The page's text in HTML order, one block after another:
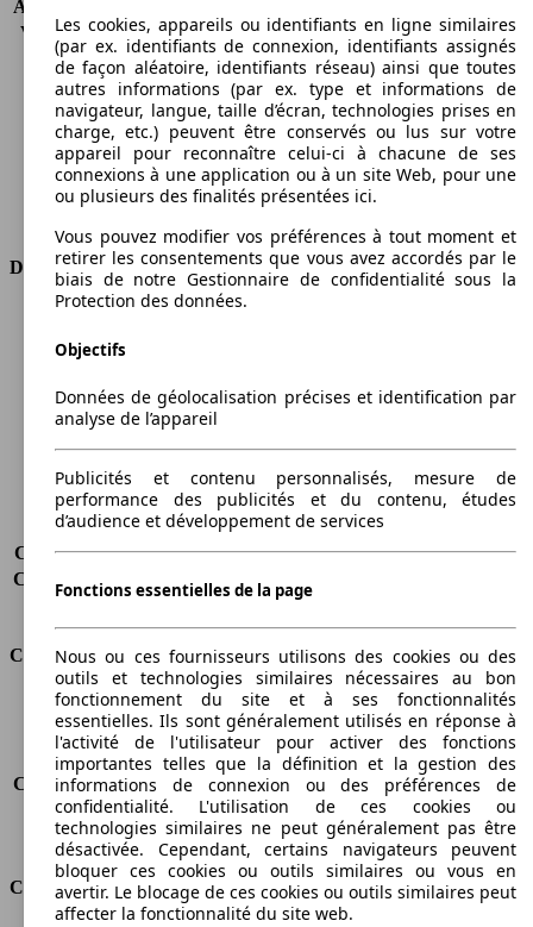
Accélération (0-100 km/h)
Vitesse maximale (km/h) 158 km/h
Nombre de vitesses
6
Couple
290 nm
Cylindrée
1598 ccm
Carburant
Diesel
Cylindres
4
Transmission
Boîte manuelle
Dimensions
Empattement
2755 mm
Poids maximum
Charge maximale
600 kg
Portes
5
Sièges
5 - 7
Charge sur toit
-
Capacité de remorquage (sans freins) 500 kg
Capacité de remorquage (avec freins)
Consommation
Émissions de CO2*
145 g/km (komb.)
Consommation (ville)
6.1 l/100km
Consommation (route)
4.7 l/100km
Consommation (combinée)* 5.2 l/100km
Classe d'émissions
Euro 5
Capacité du réservoir
60 l
Classes d'assurance
Les cookies, appareils ou identifiants en ligne similaires
(par ex. identifiants de connexion, identifiants assignés
de façon aléatoire, identifiants réseau) ainsi que toutes
autres informations (par ex. type et informations de
navigateur, langue, taille d’écran, technologies prises en
charge, etc.) peuvent être conservés ou lus sur votre
appareil pour reconnaître celui-ci à chacune de ses
connexions à une application ou à un site Web, pour une
ou plusieurs des finalités présentées ici.
Vous pouvez modifier vos préférences à tout moment et
retirer les consentements que vous avez accordés par le
biais de notre Gestionnaire de confidentialité sous la
Protection des données.
Objectifs
Données de géolocalisation précises et identification par
analyse de l’appareil
Publicités et contenu personnalisés, mesure de
performance des publicités et du contenu, études
d’audience et développement de services
Fonctions essentielles de la page
Nous ou ces fournisseurs utilisons des cookies ou des
outils et technologies similaires nécessaires au bon
fonctionnement du site et à ses fonctionnalités
essentielles. Ils sont généralement utilisés en réponse à
l'activité de l'utilisateur pour activer des fonctions
importantes telles que la définition et la gestion des
informations de connexion ou des préférences de
confidentialité. L'utilisation de ces cookies ou
technologies similaires ne peut généralement pas être
désactivée. Cependant, certains navigateurs peuvent
bloquer ces cookies ou outils similaires ou vous en
avertir. Le blocage de ces cookies ou outils similaires peut
affecter la fonctionnalité du site web.